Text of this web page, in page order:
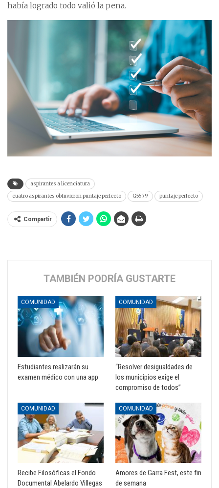
había logrado todo valió la pena.
aspirantes a licenciatura
cuatro aspirantes obtuvieron puntaje perfecto
G5579 puntaje perfecto
Compartir
TAMBIÉN PODRÍA GUSTARTE
COMUNIDAD
Estudiantes realizarán su
examen médico con una app
COMUNIDAD
“Resolver desigualdades de
los municipios exige el
compromiso de todos”
COMUNIDAD
Recibe Filosóficas el Fondo
Documental Abelardo Villegas
COMUNIDAD
Amores de Garra Fest, este fin
de semana